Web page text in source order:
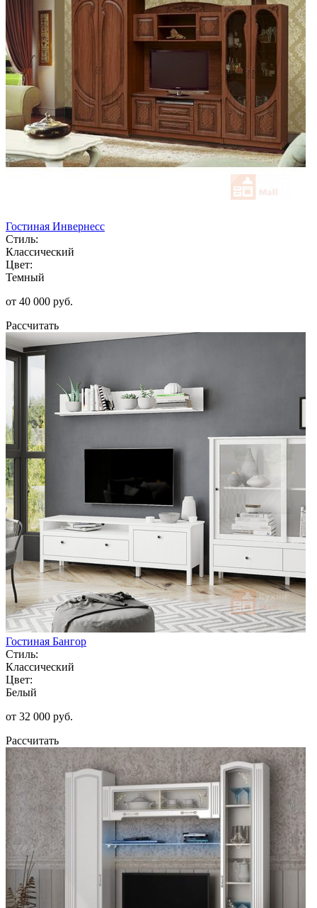
Гостиная Инвернесс
Стиль:
Классический
Цвет:
Темный
от 40 000 руб.
Рассчитать
Гостиная Бангор
Стиль:
Классический
Цвет:
Белый
от 32 000 руб.
Рассчитать